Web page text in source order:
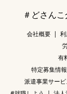
＃どさん
会社概要
有
特定募集情
派遣事業サー